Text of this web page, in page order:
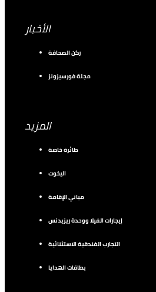
الأخبار
ركن الصحافة
مجلة فورسيزونز
المزيد
طائرة خاصة
اليخوت
مباني الإقامة
إيجارات الفيلا ووحدة ريزيدنس
التجارب الفندقية الاستثنائية
بطاقات الهدايا